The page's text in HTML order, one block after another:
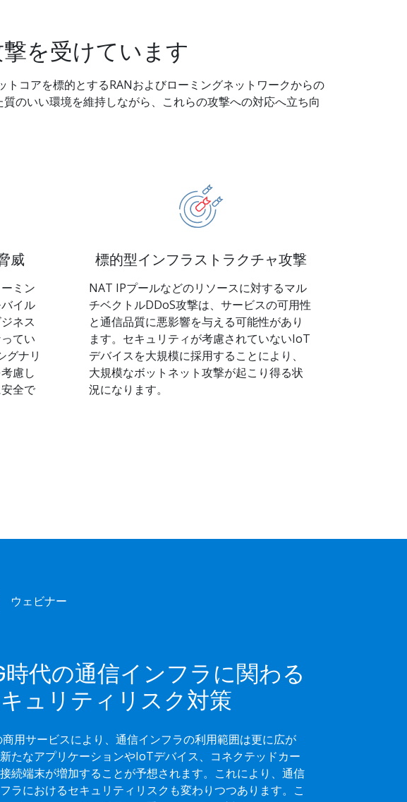
を受けています
コアを標的とするRANおよびローミングネットワークからの
のいい環境を維持しながら、これらの攻撃への対応へ立ち向
威
ミン
イル
ネス
てい
グナリ
慮し
全で
標的型インフラストラクチャ攻撃
NAT IPプールなどのリソースに対するマル
チベクトルDDoS攻撃は、サービスの可用性
と通信品質に悪影響を与える可能性があり
ます。セキュリティが考慮されていないIoT
デバイスを大規模に採用することにより、
大規模なボットネット攻撃が起こり得る状
況になります。
ウェビナー
時代の通信インフラに関わる
ュリティリスク対策
商用サービスにより、通信インフラの利用範囲は更に広が
たなアプリケーションやIoTデバイス、コネクテッドカー
続端末が増加することが予想されます。これにより、通信
ラにおけるセキュリティリスクも変わりつつあります。こ